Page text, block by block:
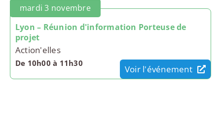
mardi 3 novembre
Lyon – Réunion d'information Porteuse de
projet
Action'elles
De 10h00 à 11h30
Voir l'événement